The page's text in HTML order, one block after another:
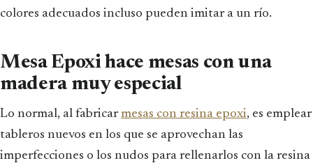
colores adecuados incluso pueden imitar a un río.
Mesa Epoxi hace mesas con una
madera muy especial
Lo normal, al fabricarmesas con resina epoxi, es emplear
tableros nuevos en los que se aprovechan las
imperfecciones o los nudos para rellenarlos con la resina